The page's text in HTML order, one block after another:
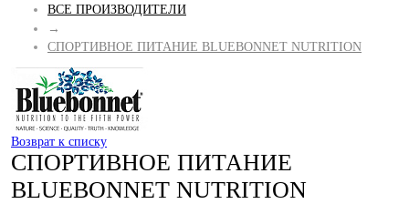
ВСЕ ПРОИЗВОДИТЕЛИ
→
СПОРТИВНОЕ ПИТАНИЕ BLUEBONNET NUTRITION
Возврат к списку
СПОРТИВНОЕ ПИТАНИЕ
BLUEBONNET NUTRITION